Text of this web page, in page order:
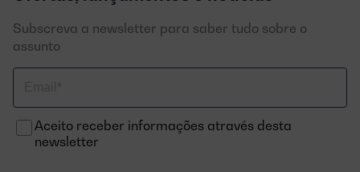
Subscreva a newsletter para saber tudo sobre o
assunto
electrónico
Aceito receber informações através desta
newsletter